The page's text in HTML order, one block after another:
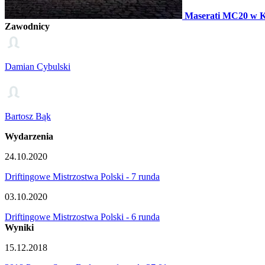
Maserati MC20 w
Zawodnicy
Damian Cybulski
Bartosz Bąk
Wydarzenia
24.10.2020
Driftingowe Mistrzostwa Polski - 7 runda
03.10.2020
Driftingowe Mistrzostwa Polski - 6 runda
Wyniki
15.12.2018